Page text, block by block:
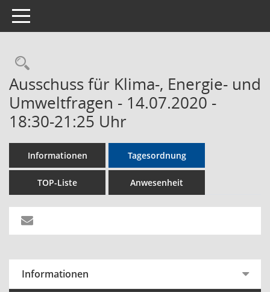
Toggle navigation
Rechercheauswahl
Ausschuss für Klima-, Energie- und
Umweltfragen - 14.07.2020 -
18:30-21:25 Uhr
Informationen Tagesordnung
TOP-Liste Anwesenheit
Informationen